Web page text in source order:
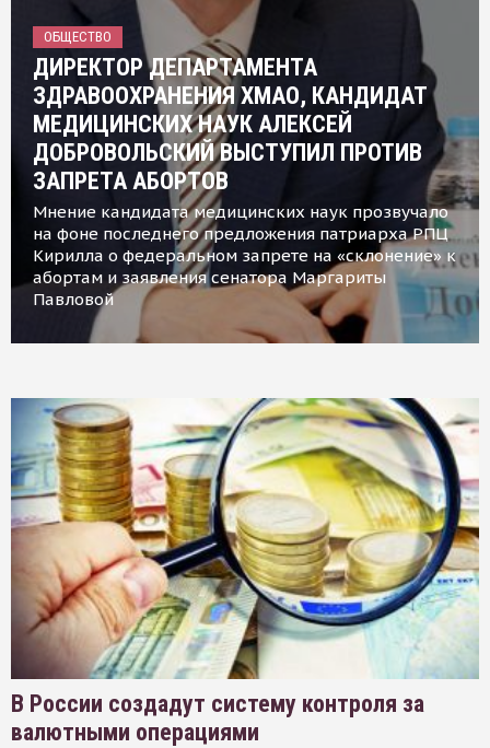
ОБЩЕСТВО
ДИРЕКТОР ДЕПАРТАМЕНТА
ЗДРАВООХРАНЕНИЯ ХМАО, КАНДИДАТ
МЕДИЦИНСКИХ НАУК АЛЕКСЕЙ
ДОБРОВОЛЬСКИЙ ВЫСТУПИЛ ПРОТИВ
ЗАПРЕТА АБОРТОВ
Мнение кандидата медицинских наук прозвучало
на фоне последнего предложения патриарха РПЦ
Кирилла о федеральном запрете на «склонение» к
абортам и заявления сенатора Маргариты
Павловой
В России создадут систему контроля за
валютными операциями